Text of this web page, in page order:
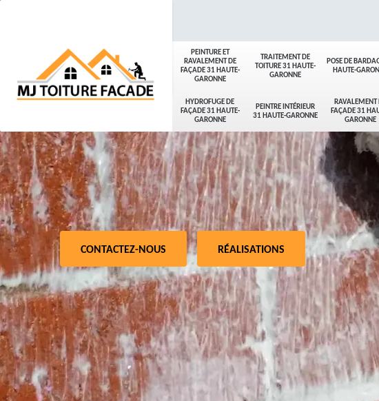
PEINTURE ET
RAVALEMENT DE
FAÇADE 31 HAUTE-
GARONNE
TRAITEMENT DE
TOITURE 31 HAUTE-
GARONNE
POSE DE
HAUTE-
HYDROFUGE DE
FAÇADE 31 HAUTE-
GARONNE
PEINTRE INTÉRIEUR
31 HAUTE-GARONNE
RAVALEMENT
FAÇADE 31
GARONNE
CONTACTEZ-NOUS RÉALISATIONS